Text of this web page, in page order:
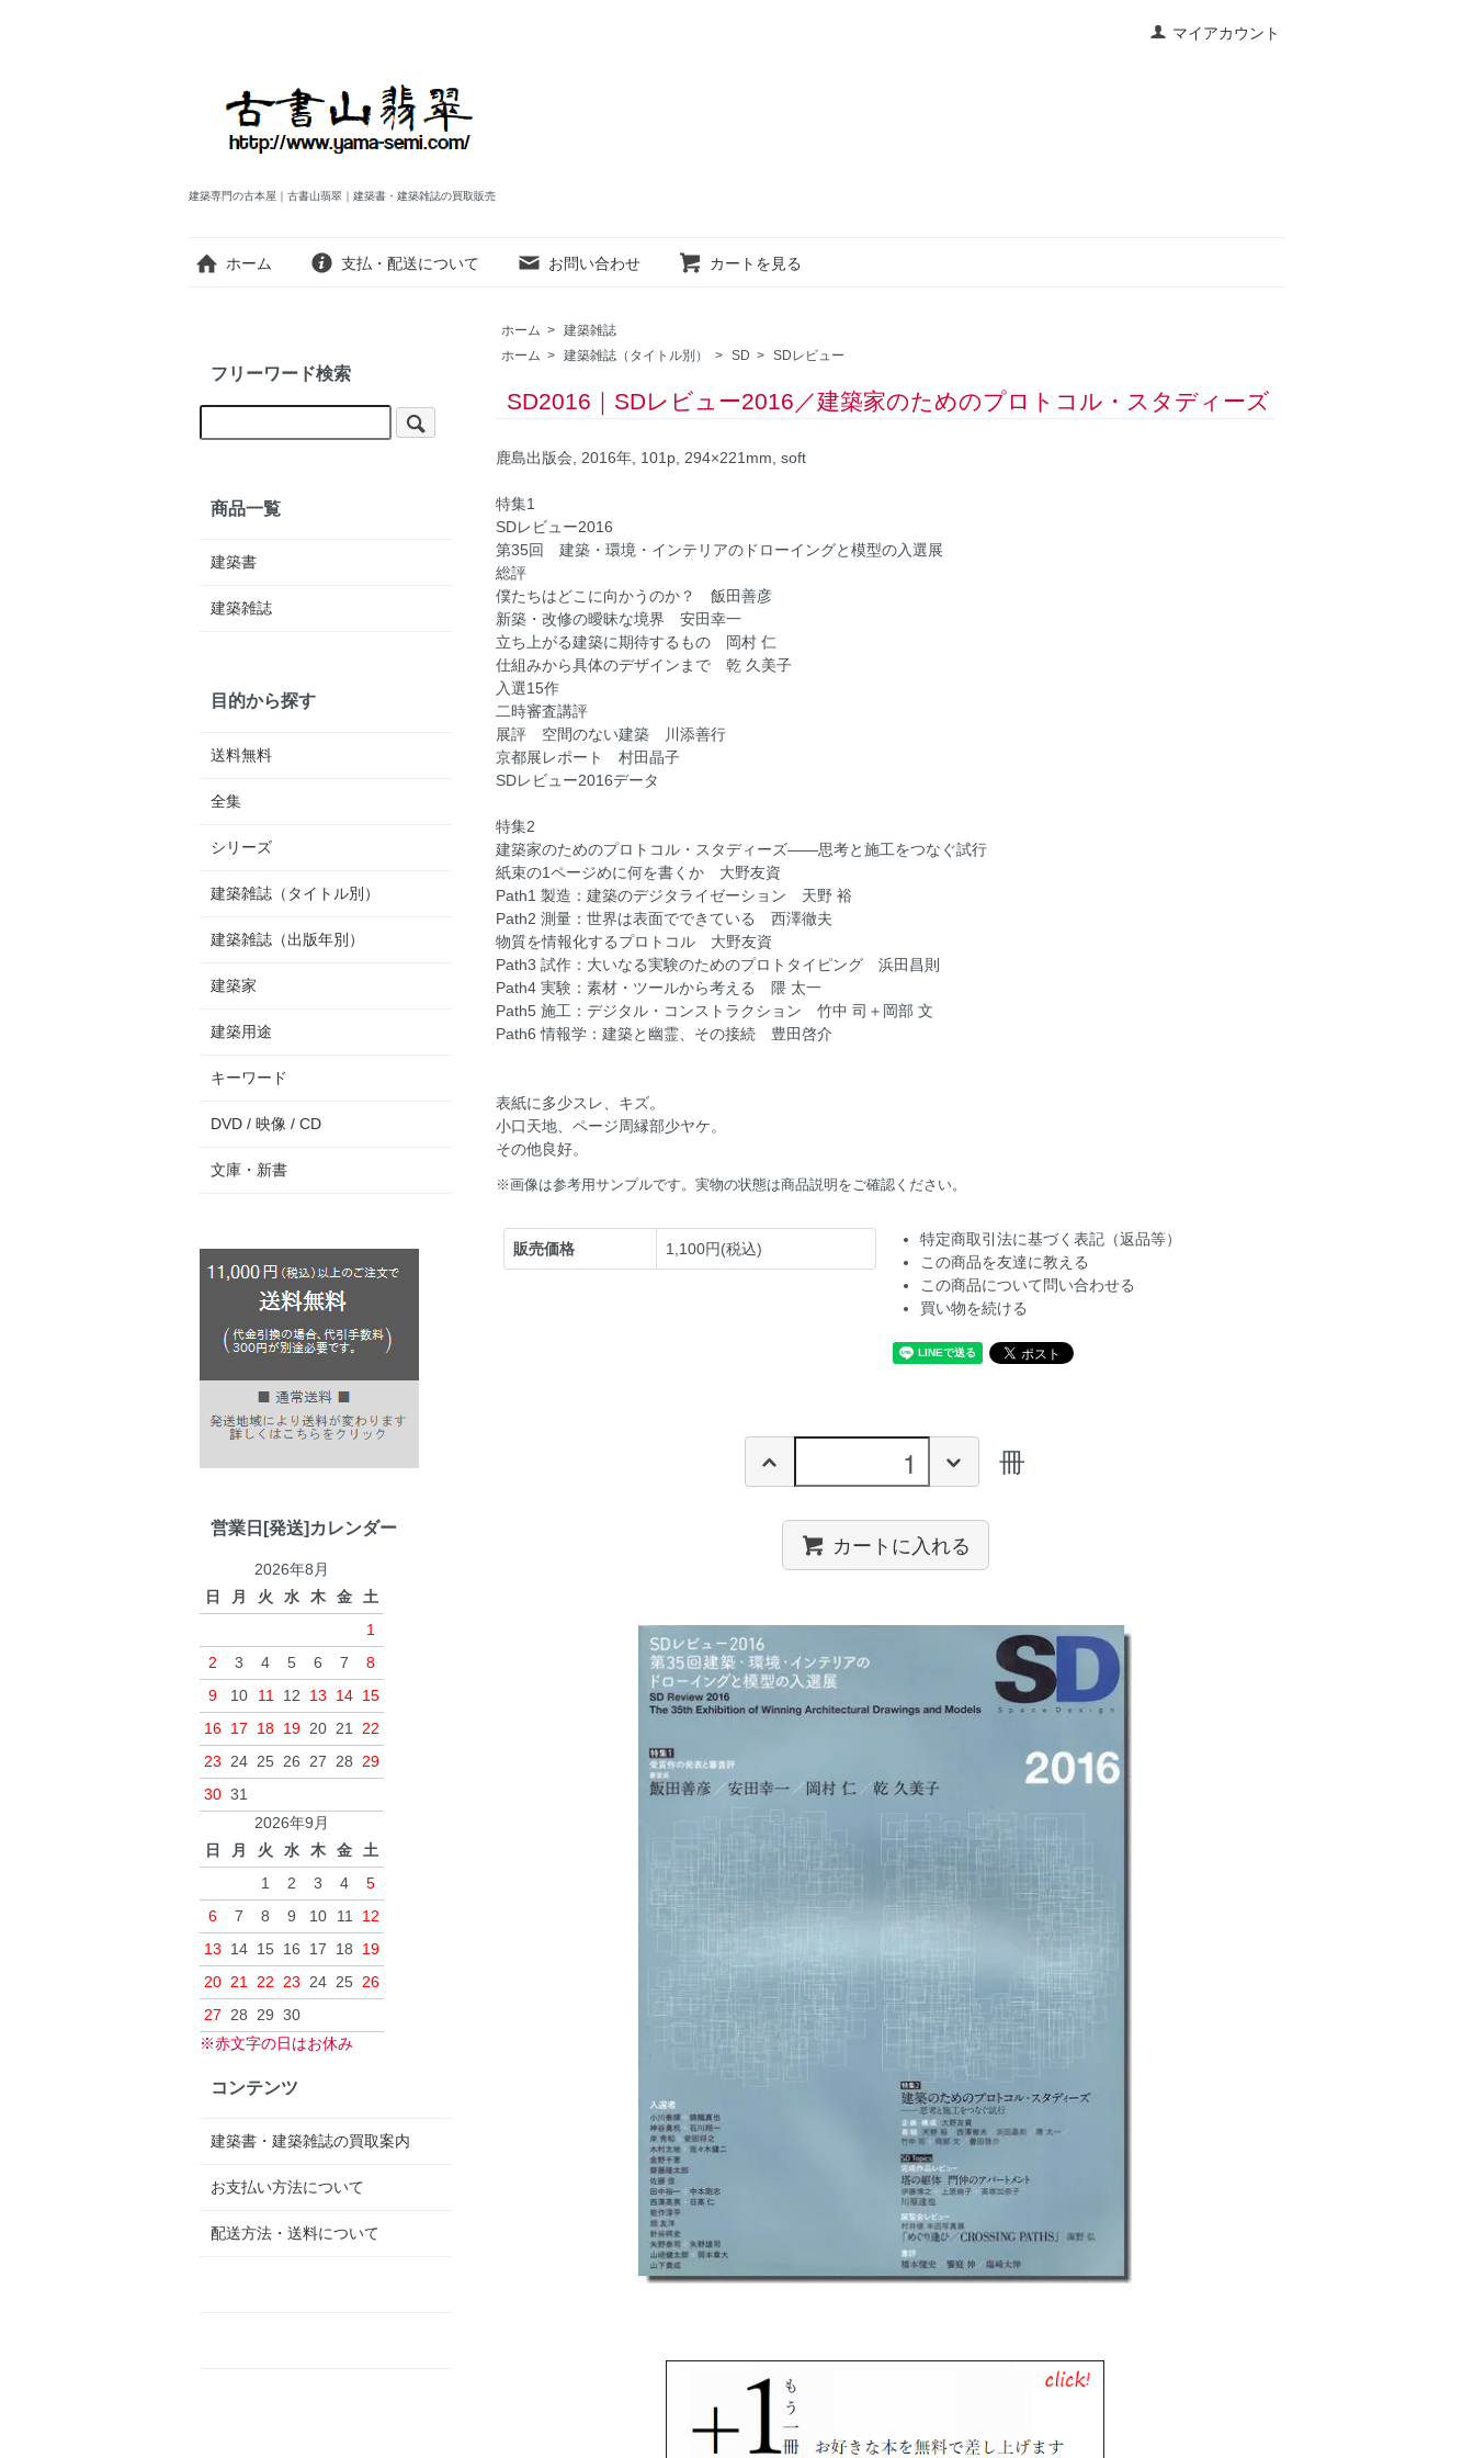
マイアカウント
建築専門の古本屋｜古書山翡翠｜建築書・建築雑誌の買取販売
ホーム 支払・配送について お問い合わせ カートを見る
ホーム > 建築雑誌
ホーム > 建築雑誌（タイトル別） > SD > SDレビュー
SD2016｜SDレビュー2016／建築家のためのプロトコル・スタディーズ
鹿島出版会, 2016年, 101p, 294×221mm, soft
特集1
SDレビュー2016
第35回 建築・環境・インテリアのドローイングと模型の入選展
総評
僕たちはどこに向かうのか？ 飯田善彦
新築・改修の曖昧な境界 安田幸一
立ち上がる建築に期待するもの 岡村 仁
仕組みから具体のデザインまで 乾 久美子
入選15作
二時審査講評
展評 空間のない建築 川添善行
京都展レポート 村田晶子
SDレビュー2016データ
特集2
建築家のためのプロトコル・スタディーズ——思考と施工をつなぐ試行
紙束の1ページめに何を書くか 大野友資
Path1 製造：建築のデジタライゼーション 天野 裕
Path2 測量：世界は表面でできている 西澤徹夫
物質を情報化するプロトコル 大野友資
Path3 試作：大いなる実験のためのプロトタイピング 浜田昌則
Path4 実験：素材・ツールから考える 隈 太一
Path5 施工：デジタル・コンストラクション 竹中 司＋岡部 文
Path6 情報学：建築と幽霊、その接続 豊田啓介
表紙に多少スレ、キズ。
小口天地、ページ周縁部少ヤケ。
その他良好。
※画像は参考用サンプルです。実物の状態は商品説明をご確認ください。
販売価格 1,100円(税込)
特定商取引法に基づく表記（返品等）
この商品を友達に教える
この商品について問い合わせる
買い物を続ける
冊
カートに入れる
フリーワード検索
商品一覧
建築書
建築雑誌
目的から探す
送料無料
全集
シリーズ
建築雑誌（タイトル別）
建築雑誌（出版年別）
建築家
建築用途
キーワード
DVD / 映像 / CD
文庫・新書
営業日[発送]カレンダー
2026年8月
日
月 火 水 木 金
土
1
2
3 4 5 6 7
8
9
10 11 12 13 14 15
16 17 18 19 20 21 22
23 24 25 26 27 28 29
30 31
2026年9月
日
月 火 水 木 金
土
1
2 3 4
5
6
7 8 9 10 11
12
13
14 15 16 17 18
19
20 21 22 23 24 25 26
27 28 29 30
※赤文字の日はお休み
コンテンツ
建築書・建築雑誌の買取案内
お支払い方法について
配送方法・送料について